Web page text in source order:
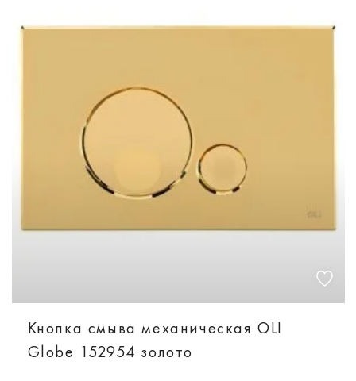
Кнопка смыва механическая OLI
Globe 152954 золото